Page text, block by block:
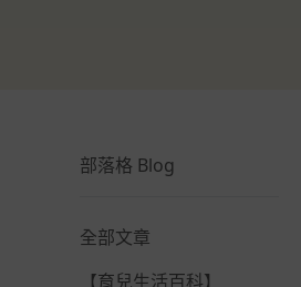
部落格 Blog
全部文章
【育兒生活百科】